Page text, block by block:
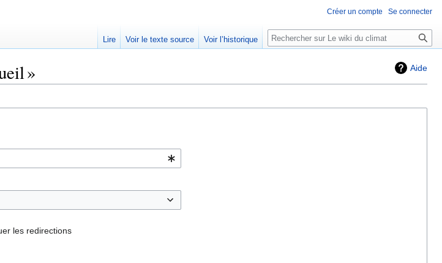
Aide
»
les redirections
Créer un compte Se connecter
Lire Voir le texte source Voir l’historique Rechercher